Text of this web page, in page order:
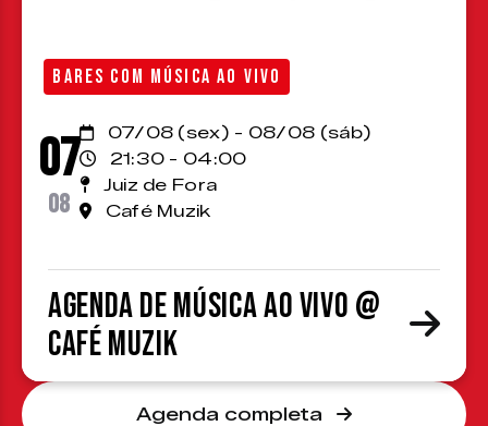
BARES COM MÚSICA AO VIVO
07
08
07/08 (sex) - 08/08 (sáb)
21:30 - 04:00
Juiz de Fora
Café Muzik
Agenda de Música ao Vivo @
Café Muzik
Agenda completa